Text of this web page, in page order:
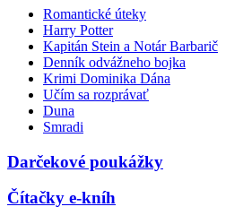
Romantické úteky
Harry Potter
Kapitán Stein a Notár Barbarič
Denník odvážneho bojka
Krimi Dominika Dána
Učím sa rozprávať
Duna
Smradi
Darčekové poukážky
Čítačky e-kníh